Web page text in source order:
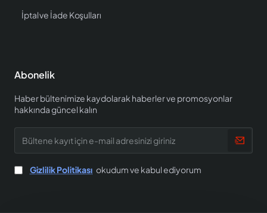
İptal ve İade Koşulları
Abonelik
Haber bültenimize kaydolarak haberler ve promosyonlar
hakkında güncel kalın
kayıt
için
e-
mail
Gizlilik Politikası okudum ve kabul ediyorum